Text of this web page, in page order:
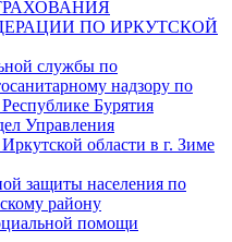
ПО ИРКУТСКОЙ
службы по
надзору по
Бурятия
Управления
области в г. Зиме
защиты населения по
району
помощи